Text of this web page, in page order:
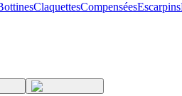
ClaquettesCompenséesEscarpins